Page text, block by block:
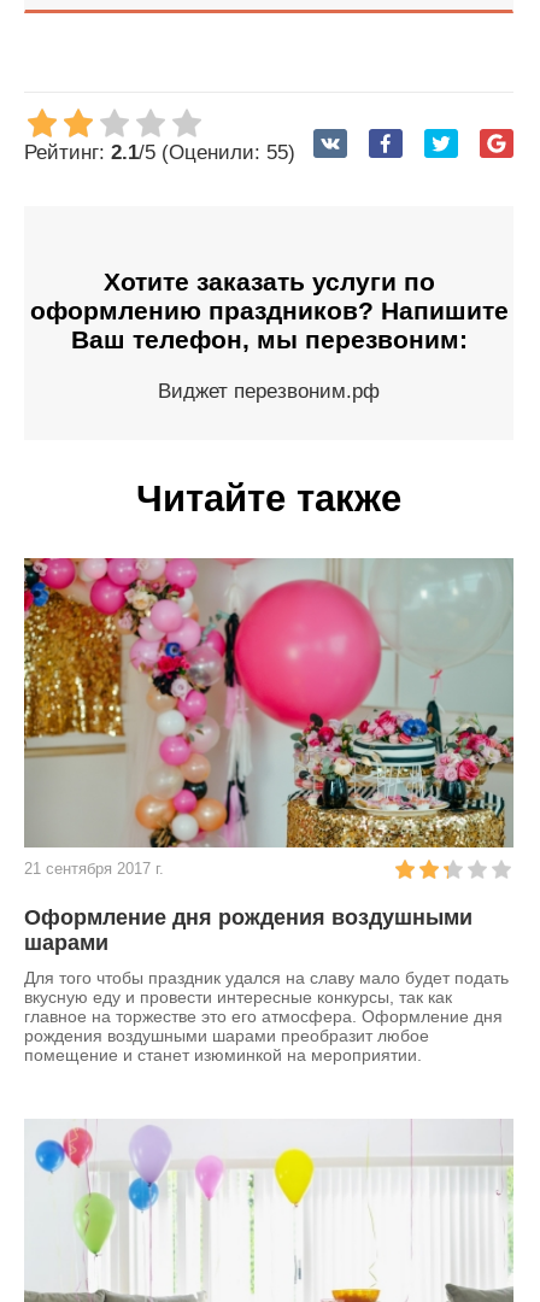
Рейтинг: 2.1/5 (Оценили: 55)
Хотите заказать услуги по
оформлению праздников? Напишите
Ваш телефон, мы перезвоним:
Виджет перезвоним.рф
Читайте также
21 сентября 2017 г.
Оформление дня рождения воздушными
шарами
Для того чтобы праздник удался на славу мало будет подать
вкусную еду и провести интересные конкурсы, так как
главное на торжестве это его атмосфера. Оформление дня
рождения воздушными шарами преобразит любое
помещение и станет изюминкой на мероприятии.